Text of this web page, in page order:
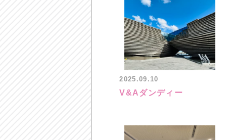
2025.09.10
V&Aダンディー